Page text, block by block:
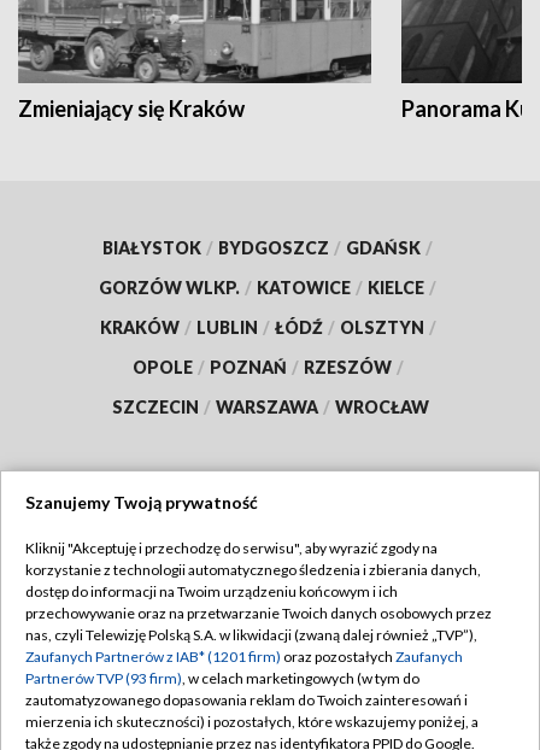
Zmieniający się Kraków Panorama
BIAŁYSTOK / BYDGOSZCZ / GDAŃSK /
GORZÓW WLKP. / KATOWICE / KIELCE /
KRAKÓW / LUBLIN / ŁÓDŹ / OLSZTYN /
OPOLE / POZNAŃ / RZESZÓW /
SZCZECIN / WARSZAWA / WROCŁAW
TVP
Abonament TVP
Emisja w TVP
Centrum informacji TVP
Naziemna Telewizja Cyfrowa
Regulamin TVP
Polityka prywatności
Moje zgody
Pomoc
Szanujemy Twoją prywatność
Kliknij "Akceptuję i przechodzę do serwisu", aby wyrazić zgody na
korzystanie z technologii automatycznego śledzenia i zbierania danych,
dostęp do informacji na Twoim urządzeniu końcowym i ich
przechowywanie oraz na przetwarzanie Twoich danych osobowych przez
nas, czyli Telewizję Polską S.A. w likwidacji (zwaną dalej również „TVP”),
Zaufanych Partnerów z IAB* (1201 firm) oraz pozostałych Zaufanych
Partnerów TVP (93 firm), w celach marketingowych (w tym do
zautomatyzowanego dopasowania reklam do Twoich zainteresowań i
mierzenia ich skuteczności) i pozostałych, które wskazujemy poniżej, a
także zgody na udostępnianie przez nas identyfikatora PPID do Google.